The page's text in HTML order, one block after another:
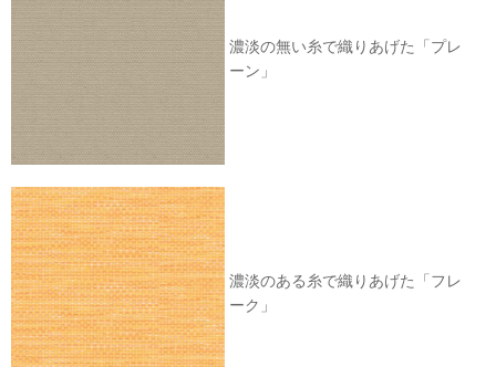
濃淡の無い糸で織りあげた「プレ
ーン」
濃淡のある糸で織りあげた「フレ
ーク」